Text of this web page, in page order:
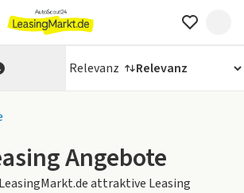
Angebote
attraktive Leasing
Relevanz